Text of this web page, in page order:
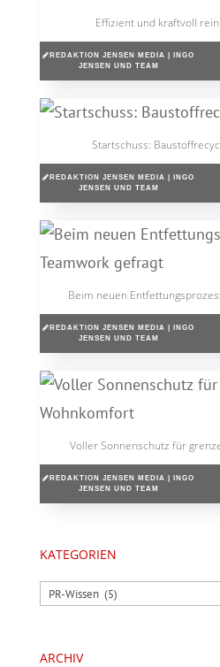
Effizient und kraftvoll
REDAKTION JENSEN MEDIA | INGO
JENSEN UND TEAM
Startschuss:
REDAKTION JENSEN MEDIA | INGO
JENSEN UND TEAM
Beim neuen
REDAKTION JENSEN MEDIA | INGO
JENSEN UND TEAM
Voller Sonnenschutz für
REDAKTION JENSEN MEDIA | INGO
JENSEN UND TEAM
KATEGORIEN
Kategorien
ARCHIV